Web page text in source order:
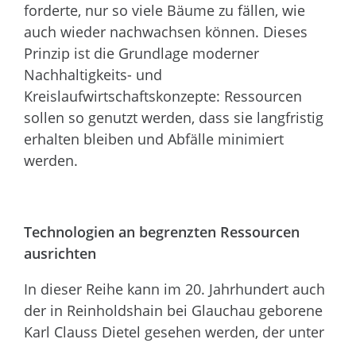
forderte, nur so viele Bäume zu fällen, wie
auch wieder nachwachsen können. Dieses
Prinzip ist die Grundlage moderner
Nachhaltigkeits- und
Kreislaufwirtschaftskonzepte: Ressourcen
sollen so genutzt werden, dass sie langfristig
erhalten bleiben und Abfälle minimiert
werden.
Technologien an begrenzten Ressourcen
ausrichten
In dieser Reihe kann im 20. Jahrhundert auch
der in Reinholdshain bei Glauchau geborene
Karl Clauss Dietel gesehen werden, der unter